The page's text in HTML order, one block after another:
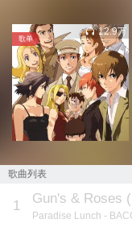
歌单
12.9万
歌曲列表
1 Gun's & Roses
Paradise Lunch -